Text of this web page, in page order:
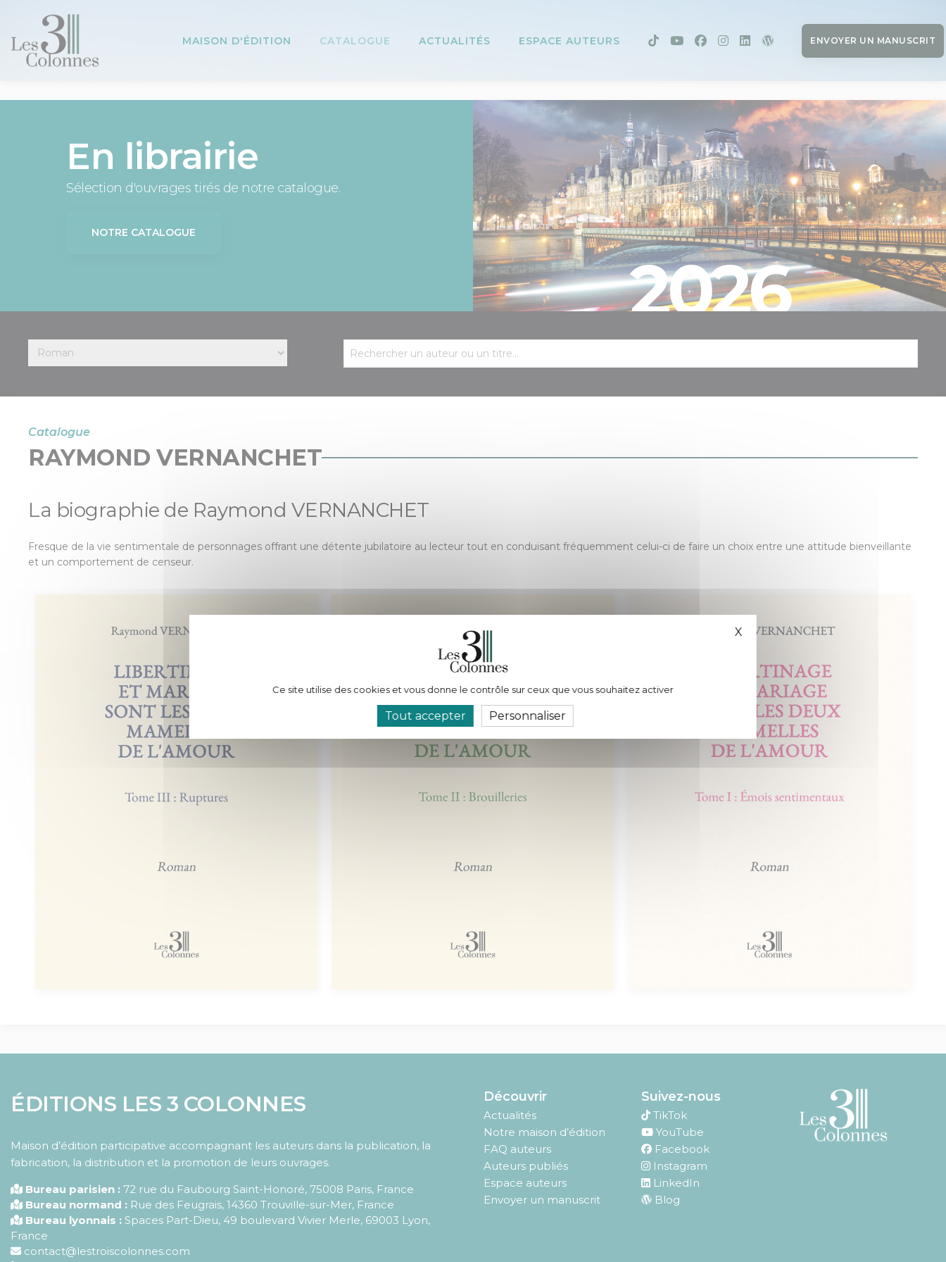
MAISON D'ÉDITION CATALOGUE ACTUALITÉS ESPACE AUTEURS ENVOYER UN MANUSCRIT
En librairie
Sélection d'ouvrages tirés de notre catalogue.
NOTRE CATALOGUE
2026
Catalogue
RAYMOND VERNANCHET
La biographie de Raymond VERNANCHET
Fresque de la vie sentimentale de personnages offrant une détente jubilatoire au lecteur tout en conduisant fréquemment celui-ci de faire un choix entre une attitude bienveillante
et un comportement de censeur.
ÉDITIONS LES 3 COLONNES
Maison d’édition participative accompagnant les auteurs dans la publication, la
fabrication, la distribution et la promotion de leurs ouvrages.
Bureau parisien : 72 rue du Faubourg Saint-Honoré, 75008 Paris, France
Bureau normand : Rue des Feugrais, 14360 Trouville-sur-Mer, France
Bureau lyonnais : Spaces Part-Dieu, 49 boulevard Vivier Merle, 69003 Lyon,
France
contact@lestroiscolonnes.com
Découvrir
Actualités
Notre maison d’édition
FAQ auteurs
Auteurs publiés
Espace auteurs
Envoyer un manuscrit
Suivez-nous
TikTok
YouTube
Facebook
Instagram
LinkedIn
Blog
Ce site utilise des cookies et vous donne le contrôle sur ceux que vous souhaitez activer
Tout accepter Personnaliser
X Masquer le bandeau des cookies